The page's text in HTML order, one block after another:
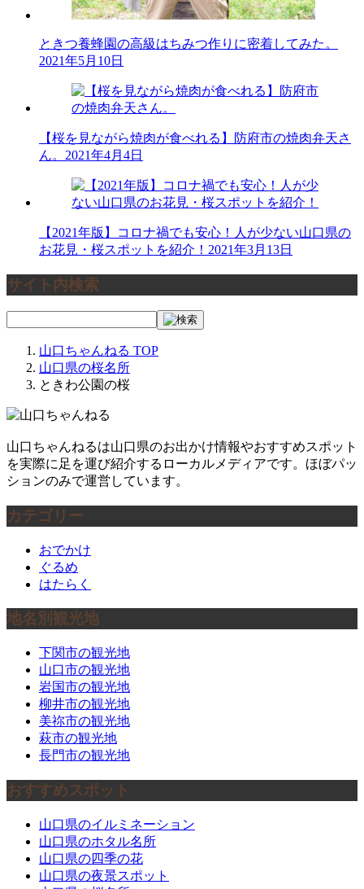
ときつ養蜂園の高級はちみつ作りに密着してみた。
2021年5月10日
【桜を見ながら焼肉が食べれる】防府市の焼肉弁天さ
ん。 2021年4月4日
【2021年版】コロナ禍でも安心！人が少ない山口県の
お花見・桜スポットを紹介！ 2021年3月13日
サイト内検索
山口ちゃんねる TOP
山口県の桜名所
ときわ公園の桜
山口ちゃんねるは山口県のお出かけ情報やおすすめスポット
を実際に足を運び紹介するローカルメディアです。ほぼパッ
ションのみで運営しています。
カテゴリー
おでかけ
ぐるめ
はたらく
地名別観光地
下関市の観光地
山口市の観光地
岩国市の観光地
柳井市の観光地
美祢市の観光地
萩市の観光地
長門市の観光地
おすすめスポット
山口県のイルミネーション
山口県のホタル名所
山口県の四季の花
山口県の夜景スポット